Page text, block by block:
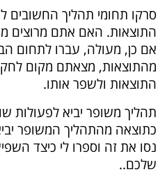
סרקו תחומי תהליך
התוצאות. האם אתם מרוצים
אם כן, מעולה, עברו לתחום
מהתוצאות, מצאתם מקום
התוצאות ולשפר אותו.
תהליך משופר יביא לפעולות
כתוצאה מהתהליך המשופר
נסו את זה וספרו לי כיצד
שלכם..